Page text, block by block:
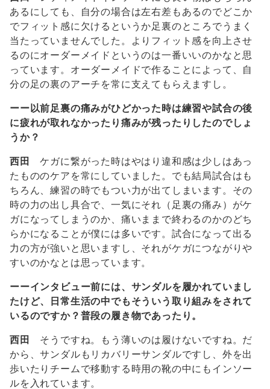
あるにしても、自分の場合は左右差もあるのでどこか
でフィット感に欠けるというか足裏のところでうまく
当たっていませんでした。よりフィット感を向上させ
るのにオーダーメイドというのは一番いいのかなと思
っています。オーダーメイドで作ることによって、自
分の足の裏のアーチを常に支えてもらえますし。
ーー以前足裏の痛みがひどかった時は練習や試合の後
に疲れが取れなかったり痛みが残ったりしたのでしょ
うか？
西田ケガに繋がった時はやはり違和感は少しはあっ
たもののケアを常にしていました。でも結局試合はも
ちろん、練習の時でもつい力が出てしまいます。その
時の力の出し具合で、一気にそれ（足裏の痛み）がケ
ガになってしまうのか、痛いままで終わるのかのどち
らかになることが僕には多いです。試合になって出る
力の方が強いと思いますし、それがケガにつながりや
すいのかなとは思っています。
ーーインタビュー前には、サンダルを履かれていまし
たけど、日常生活の中でもそういう取り組みをされて
いるのですか？普段の履き物であったり。
西田 そうですね。もう薄いのは履けないですね。だ
から、サンダルもリカバリーサンダルですし、外を出
歩いたりチームで移動する時用の靴の中にもインソー
ルを入れています。